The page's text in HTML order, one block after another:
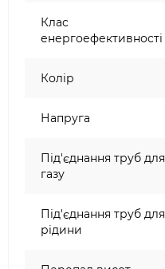
Клас
енергоефективності
Колір
Напруга
Під'єднання труб для
газу
Під'єднання труб для
рідини